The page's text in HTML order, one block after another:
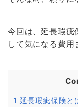
今回は、延長瑕疵
して気になる費用
1 延長瑕疵保険と